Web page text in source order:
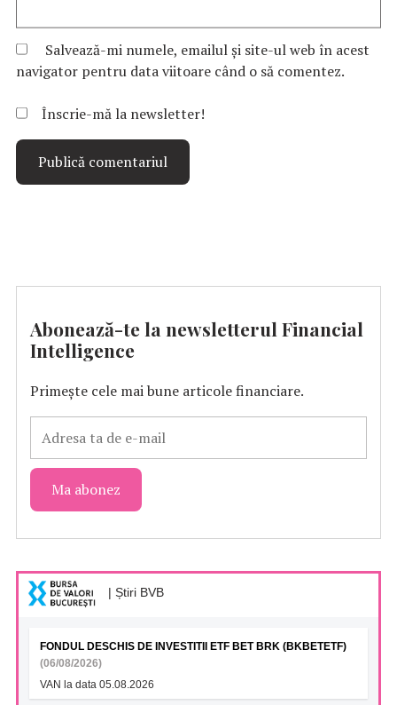
Salvează-mi numele, emailul și site-ul web în acest
navigator pentru data viitoare când o să comentez.
Înscrie-mă la newsletter!
Abonează-te la newsletterul Financial
Intelligence
Primește cele mai bune articole financiare.
| Știri BVB
FONDUL DESCHIS DE INVESTITII ETF BET BRK (BKBETETF)
(06/08/2026)
VAN la data 05.08.2026